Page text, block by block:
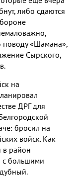
либо сдаются
поводу «Шамана»,
Сырского,
на
ДРГ для
бросил на
войск. Как
в район
с большими